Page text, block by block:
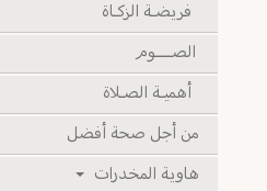
فريضـة الزكـاة
الصـــــوم
أهميـة الصـلاة
من أجل صحة أفضل
هاوية المخدرات